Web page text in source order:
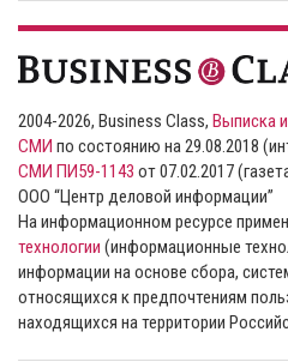
2004-2026, Business Class, Выписка
СМИ по состоянию на 29.08.2018
СМИ ПИ59-1143 от 07.02.2017
ООО “Центр деловой информации”
На информационном ресурсе
технологии (информационные
информации на основе сбора,
относящихся к предпочтениям
находящихся на территории